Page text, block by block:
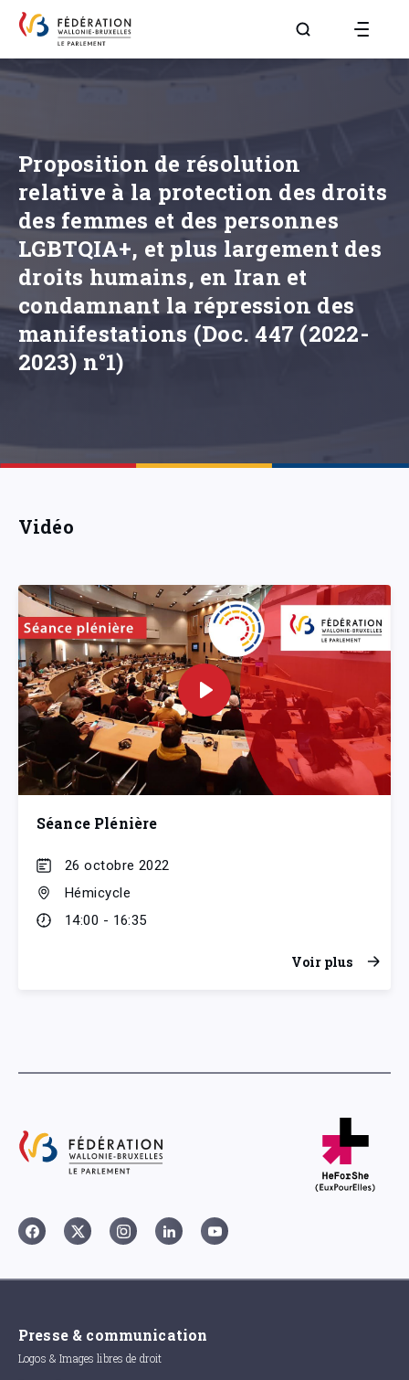
Aller à la page
Proposition de résolution
relative à la protection des droits
des femmes et des personnes
LGBTQIA+, et plus largement des
droits humains, en Iran et
condamnant la répression des
manifestations (Doc. 447 (2022-
2023) n°1)
Vidéo
Séance Plénière
26 octobre 2022
Hémicycle
14:00 - 16:35
Voir plus
Presse & communication
Logos & Images libres de droit